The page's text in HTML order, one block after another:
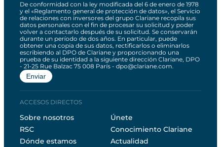
De conformidad con la ley modificada del 6 de enero de 1978
y el «Reglamento general de protección de datos», el Servicio
de relaciones con inversores del grupo Clariane recopila sus
datos personales con el fin de procesar su solicitud y poder
volver a contactarlo después de su solicitud. Se conservarán
durante un período de dos años. En particular, puede
obtener una copia de sus datos, rectificarlos o eliminarlos
escribiendo al DPO de Clariane y proporcionando una
prueba de su identidad a la siguiente dirección Clariane, DPO
- 21-25 Rue Balzac 75 008 París - dpo@clariane.com.
ACCESOS DIRECTOS
Sobre nosotros
RSC
Dónde estamos
Únete
Conocimiento Clariane
Actualidad